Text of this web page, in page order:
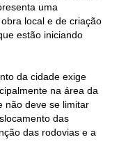
uma
local e de criação
estão iniciando
da cidade exige
na área da
não deve se limitar
das
das rodovias e a